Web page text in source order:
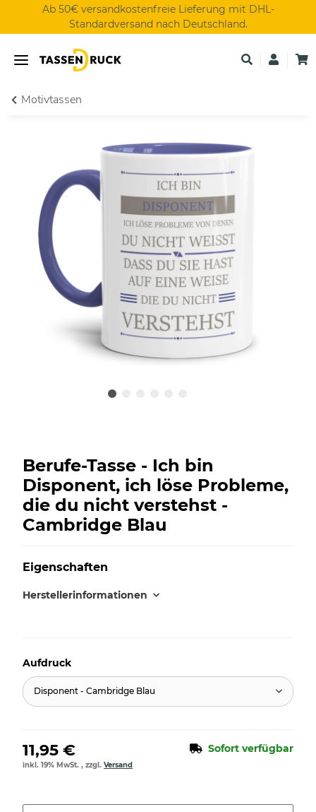
Ab 50€ versandkostenfreie Lieferung mit DHL-
Standardversand nach Deutschland.
Motivtassen
Berufe-Tasse - Ich bin
Disponent, ich löse Probleme,
die du nicht verstehst -
Cambridge Blau
Eigenschaften
Herstellerinformationen
Aufdruck
Disponent - Cambridge Blau
11,95 € Sofort verfügbar
inkl. 19% MwSt. , zzgl. Versand